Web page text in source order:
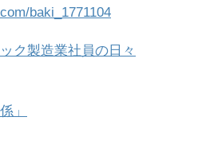
baki_1771104
ク製造業社員の日々
」